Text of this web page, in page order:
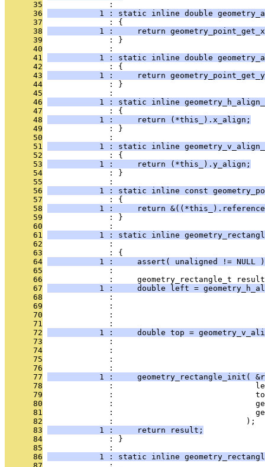
      35
              :
      36
1 : static inline double
      37
              : {
      38
1 :     return
      39
              : }
      40
              :
      41
1 : static inline double
      42
              : {
      43
1 :     return
      44
              : }
      45
              :
      46
1 : static inline
      47
              : {
      48
           1 :     return (*this_).x_align;
      49
              : }
      50
              :
      51
1 : static inline
      52
              : {
      53
           1 :     return (*this_).y_align;
      54
              : }
      55
              :
      56
1 : static inline const
      57
              : {
      58
1 :     return
      59
              : }
      60
              :
      61
1 : static inline
      62
:
      63
              : {
      64
1 :     assert( unaligned != NULL
      65
              :
      66
:     geometry_rectangle_t
      67
1 :     double left =
      68
:
      69
:
      70
:
      71
:
      72
1 :     double top =
      73
:
      74
:
      75
:
      76
:
      77
1 :     geometry_rectangle_init(
      78
:
      79
:
      80
:
      81
:
      82
              :                            );
      83
           1 :     return result;
      84
              : }
      85
              :
      86
1 : static inline